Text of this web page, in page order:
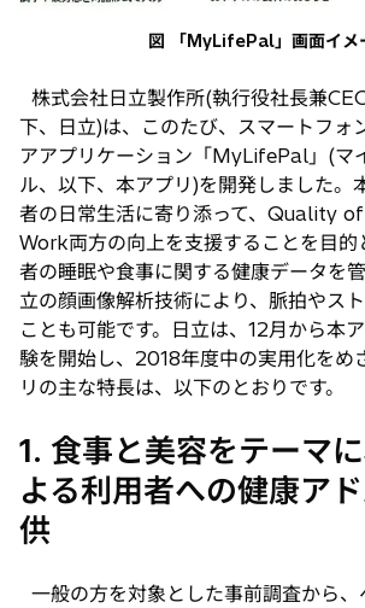
図 「MyLifePal」画面イメ
株式会社日立製作所(執行役社長兼
下、日立)は、このたび、スマートフォ
アアプリケーション「MyLifePal」(マ
ル、以下、本アプリ)を開発しました。
者の日常生活に寄り添って、Quality
Work両方の向上を支援することを目的
者の睡眠や食事に関する健康データを
立の顔画像解析技術により、脈拍やス
ことも可能です。日立は、12月から本
験を開始し、2018年度中の実用化をめ
リの主な特長は、以下のとおりです。
1. 食事と美容をテーマ
よる利用者への健康ア
供
一般の方を対象とした事前調査から、